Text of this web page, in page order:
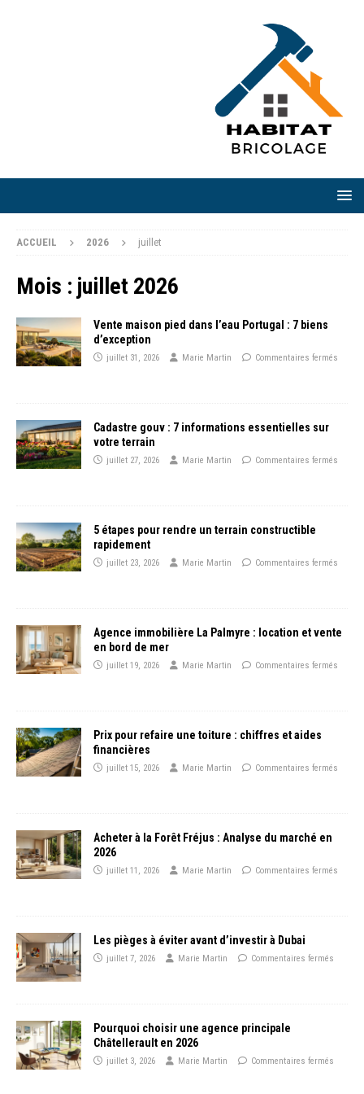
ACCUEIL 2026 juillet
Mois : juillet 2026
Vente maison pied dans l’eau Portugal : 7 biens
d’exception
juillet 31, 2026 Marie Martin Commentaires fermés
Cadastre gouv : 7 informations essentielles sur
votre terrain
juillet 27, 2026 Marie Martin Commentaires fermés
5 étapes pour rendre un terrain constructible
rapidement
juillet 23, 2026 Marie Martin Commentaires fermés
Agence immobilière La Palmyre : location et vente
en bord de mer
juillet 19, 2026 Marie Martin Commentaires fermés
Prix pour refaire une toiture : chiffres et aides
financières
juillet 15, 2026 Marie Martin Commentaires fermés
Acheter à la Forêt Fréjus : Analyse du marché en
2026
juillet 11, 2026 Marie Martin Commentaires fermés
Les pièges à éviter avant d’investir à Dubai
juillet 7, 2026 Marie Martin Commentaires fermés
Pourquoi choisir une agence principale
Châtellerault en 2026
juillet 3, 2026 Marie Martin Commentaires fermés